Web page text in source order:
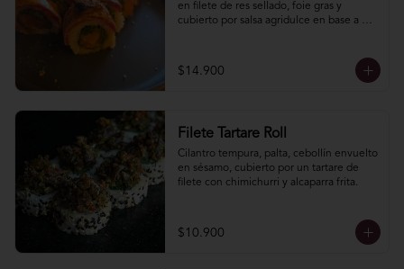
en filete de res sellado, foie gras y
cubierto por salsa agridulce en base a
$14.900
Filete Tartare Roll
Cilantro tempura, palta, cebollín envuelto
en sésamo, cubierto por un tartare de
filete con chimichurri y alcaparra frita.
$10.900